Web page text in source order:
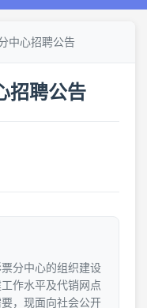
中心招聘公告
招聘公告
分中心的组织建设
作水平及代销网点
，现面向社会公开